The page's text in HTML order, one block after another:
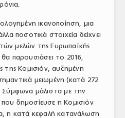
ικανοποίηση, μια
ποσοτικά στοιχεία δείχνει
μελών της Ευρωπαϊκής
παρουσιάσει το 2016,
της Κομισιόν, αυξημένη
μειωμένη (κατά 272
Σύμφωνα μάλιστα με την
δημοσίευσε η Κομισιόν
η κατά κεφαλή κατανάλωση